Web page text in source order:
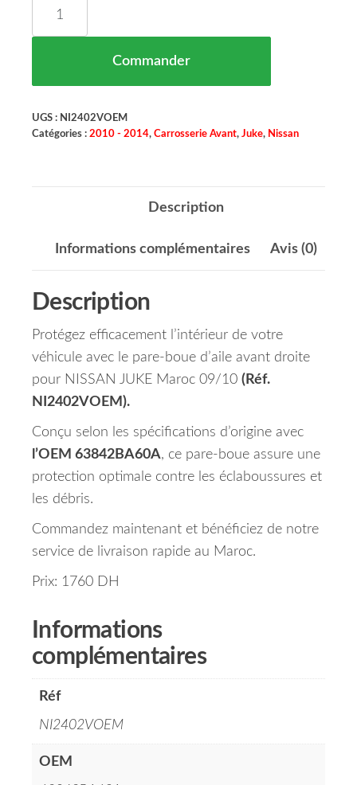
Commander
UGS : NI2402VOEM
Catégories : 2010 - 2014, Carrosserie Avant, Juke, Nissan
Description
Informations complémentaires Avis (0)
Description
Protégez efficacement l’intérieur de votre
véhicule avec le pare-boue d’aile avant droite
pour NISSAN JUKE Maroc 09/10 (Réf.
NI2402VOEM).
Conçu selon les spécifications d’origine avec
l’OEM 63842BA60A, ce pare-boue assure une
protection optimale contre les éclaboussures et
les débris.
Commandez maintenant et bénéficiez de notre
service de livraison rapide au Maroc.
Prix: 1760 DH
Informations
complémentaires
Réf
NI2402VOEM
OEM